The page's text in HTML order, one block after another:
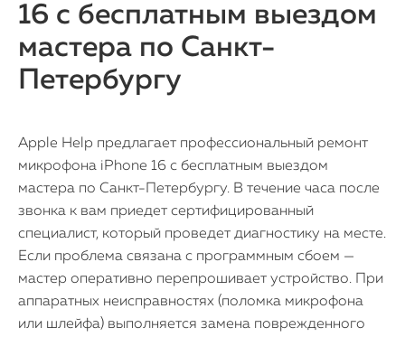
16 с бесплатным выездом
мастера по Санкт-
Петербургу
Apple Help предлагает профессиональный ремонт
микрофона iPhone 16 с бесплатным выездом
мастера по Санкт-Петербургу. В течение часа после
звонка к вам приедет сертифицированный
специалист, который проведет диагностику на месте.
Если проблема связана с программным сбоем —
мастер оперативно перепрошивает устройство. При
аппаратных неисправностях (поломка микрофона
или шлейфа) выполняется замена поврежденного